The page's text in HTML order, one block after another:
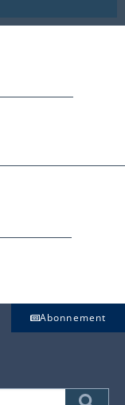
Abonnement